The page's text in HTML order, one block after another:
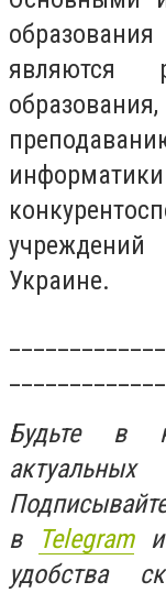
являются
Украине.
Будьте в
в
Telegramи
удобства